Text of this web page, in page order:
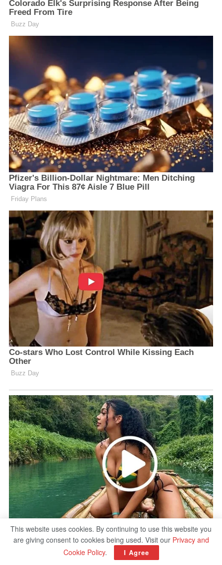
This website uses cookies. By continuing to use this website you
are giving consent to cookies being used. Visit our Privacy and
Cookie Policy. I Agree